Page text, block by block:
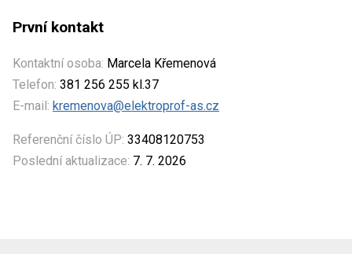
První kontakt
Kontaktní osoba: Marcela Křemenová
Telefon: 381 256 255 kl.37
E-mail: kremenova@elektroprof-as.cz
Referenční číslo ÚP: 33408120753
Poslední aktualizace: 7. 7. 2026